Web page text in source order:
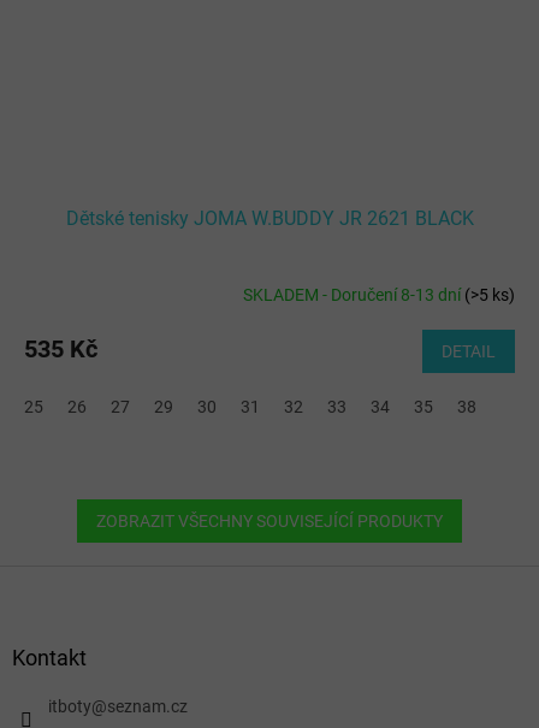
Dětské tenisky JOMA W.BUDDY JR 2621 BLACK
SKLADEM - Doručení 8-13 dní(>5 ks)
535 Kč DETAIL
25 26 27 29 30 31 32 33 34 35 38
ZOBRAZIT VŠECHNY SOUVISEJÍCÍ PRODUKTY
Kontakt
itboty@seznam.cz